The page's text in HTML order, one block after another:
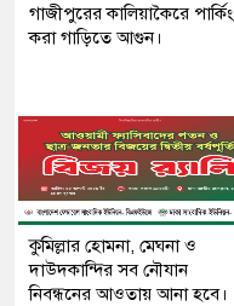
গাজীপুরের কালিয়াকৈরে পার্কিং
করা গাড়িতে আগুন।
কুমিল্লার হোমনা, মেঘনা ও
দাউদকান্দির সব নৌযান
নিবন্ধনের আওতায় আনা হবে।